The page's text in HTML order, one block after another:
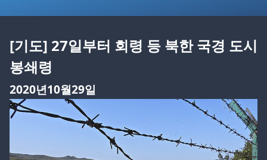
[기도] 27일부터 회령 등 북한 국경 도시
봉쇄령
2020년10월29일